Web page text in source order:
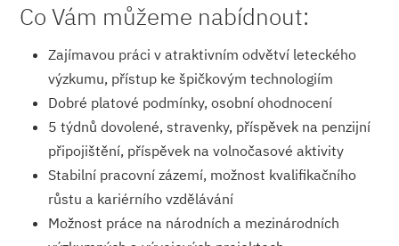
Co Vám můžeme nabídnout:
Zajímavou práci v atraktivním odvětví leteckého
výzkumu, přístup ke špičkovým technologiím
Dobré platové podmínky, osobní ohodnocení
5 týdnů dovolené, stravenky, příspěvek na penzijní
připojištění, příspěvek na volnočasové aktivity
Stabilní pracovní zázemí, možnost kvalifikačního
růstu a kariérního vzdělávání
Možnost práce na národních a mezinárodních